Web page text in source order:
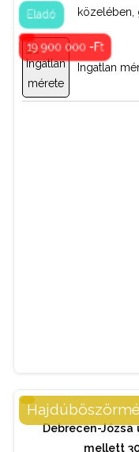
19 900 000 -Ft
Eladó
közelében,
Ingatlan06
Debrecen-
mellett
Telek / termőföld